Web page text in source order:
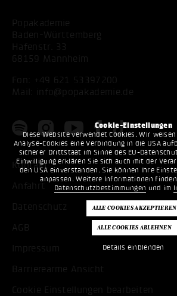
Cookie-Einstellungen
Diese Website verwendet Cookies. Wir
Analyse-Cookies eine Verbindung in die USA
sicherer Drittstaat im Sinne des EU-
Einwilligung erklären Sie sich auch mit der
den USA einverstanden. Sie können Ihre
anpassen. Weitere Informationen
Datenschutzbestimmungen und im
Details einblenden
Popakademie
Baden-Württemberg
Hafenstr. 33
68159 Mannheim
Fon:
+49 621 53397200
Mail:
info@popakademie.de
Kontakt
Anfahrt
Datenschutz
AGB
Impressum
Barrierearme Ansicht
Cookie Einstellungen bearbeiten